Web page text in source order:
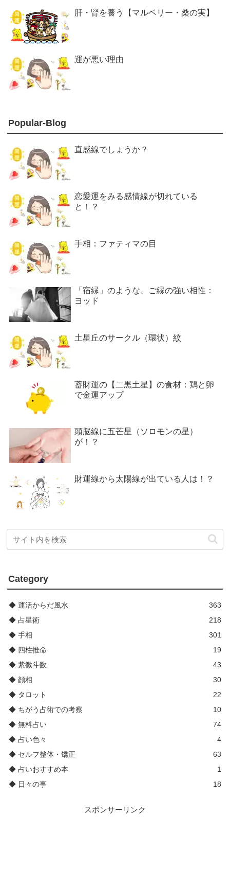
肝・腎を養う【マルベリー・桑の実】
運が悪い理由
Popular-Blog
直感線でしょうか？
恋愛運をみる感情線が切れている
と！？
手相：ファティマの目
「宿縁」のような、ご縁の強い相性：
ヨッド
土星丘のサークル（環状）紋
蓄財運の【二黒土星】の食材：鶏と卵
で金運アップ
頭脳線に五芒星（ソロモンの星）
が！？
財運線から太陽線が出ている人は！？
Category
◆ 運活からだ風水
363
◆ 占星術
218
◆ 手相
301
◆ 四柱推命
19
◆ 紫微斗数
43
◆ 顔相
30
◆ タロット
22
◆ ちがう占術での考察
10
◆ 無料占い
74
◆ 占い色々
4
◆ セルフ整体・矯正
63
◆ 占いおすすめ本
1
◆ 日々の事
18
スポンサーリンク